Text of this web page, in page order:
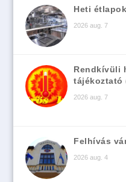
Heti
2026 aug. 7
Rendkívüli
tájékoztató
2026 aug. 7
Felhívás
2026 aug. 4